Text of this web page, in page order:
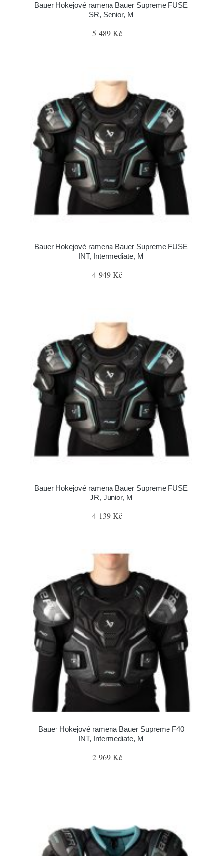
Bauer Hokejové ramena Bauer Supreme FUSE
SR, Senior, M
5 489 Kč
Bauer Hokejové ramena Bauer Supreme FUSE
INT, Intermediate, M
4 949 Kč
Bauer Hokejové ramena Bauer Supreme FUSE
JR, Junior, M
4 139 Kč
Bauer Hokejové ramena Bauer Supreme F40
INT, Intermediate, M
2 969 Kč